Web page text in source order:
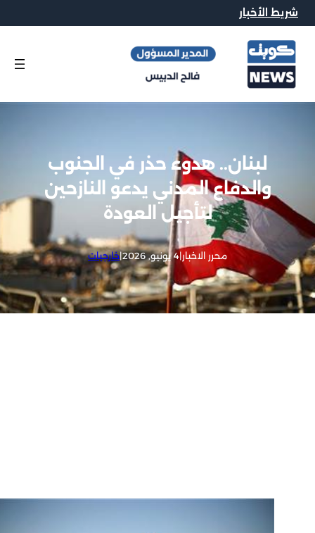
شريط الأخبار
لبنان.. هدوء حذر في الجنوب
والدفاع المدني يدعو النازحين
لتأجيل العودة
محرر الاخبار|4 يونيو, 2026 |خارجيات